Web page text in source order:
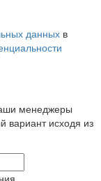
данных в
менеджеры
вариант исходя из